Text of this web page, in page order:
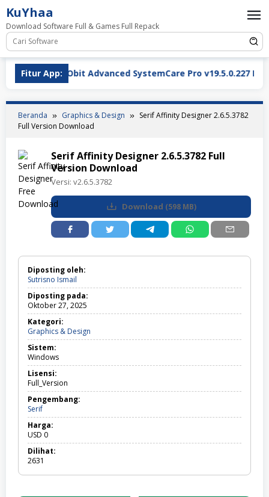
Loncat
ke
konten
KuYhaa
Download Software Full & Games Full Repack
Fitur App:
IObit Advanced SystemCare Pro v19.5.0.227 Full Version
Beranda Graphics & Design
Serif Affinity Designer 2.6.5.3782
Full Version Download
Serif Affinity Designer 2.6.5.3782 Full
Version Download
Versi: v2.6.5.3782
Download (598 MB)
Diposting oleh:
Sutrisno Ismail
Diposting pada:
Oktober 27, 2025
Kategori:
Graphics & Design
&
Sistem:
Windows
Lisensi:
Full_Version
Pengembang:
Serif
Harga:
USD 0
Dilihat:
2631